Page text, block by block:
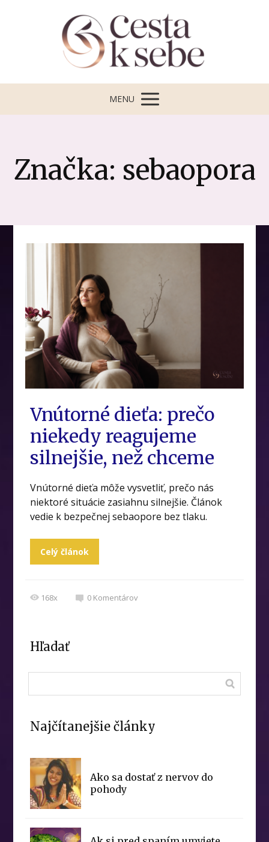
MENU
Značka: sebaopora
Vnútorné dieťa: prečo
niekedy reagujeme
silnejšie, než chceme
Vnútorné dieťa môže vysvetliť, prečo nás
niektoré situácie zasiahnu silnejšie. Článok
vedie k bezpečnej sebaopore bez tlaku.
Celý článok
168x 0 Komentárov
Hľadať
Najčítanejšie články
Ako sa dostať z nervov do
pohody